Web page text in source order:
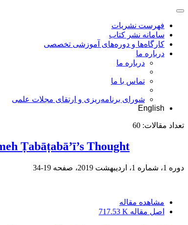
فهرست نشریات
سامانه نشر کتاب
کارگاه‌ها و دوره‌های آموزشی تخصصی
درباره ما
درباره ما
تماس با ما
شورای برنامه‌ریزی و ارتقای مجلات علمی
English
تعداد مقالات: 60
Ṭabāṭabā’ī’s Thought
دوره 1، شماره 1، اردیبهشت 2019، صفحه 19-34
مشاهده مقاله
اصل مقاله 717.53 K